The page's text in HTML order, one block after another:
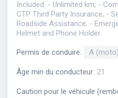
Included: - Unlimited km; -
CTP Third Party Insurance; -
Roadside Assistance; -
Helmet and Phone Holder.
Permis de conduire: A (moto)
Âge min du conducteur: 21
Caution pour le véhicule